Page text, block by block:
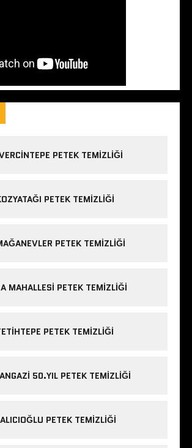
PETEK TEMIZLIĞI
PETEK TEMIZLIĞI
PETEK TEMIZLIĞI
MAHALLESI PETEK TEMIZLIĞI
PETEK TEMIZLIĞI
50.YIL PETEK TEMIZLIĞI
PETEK TEMIZLIĞI